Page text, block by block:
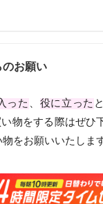
お願い
った 、 役に立った
物をする際はぜひ
をお願いいたします